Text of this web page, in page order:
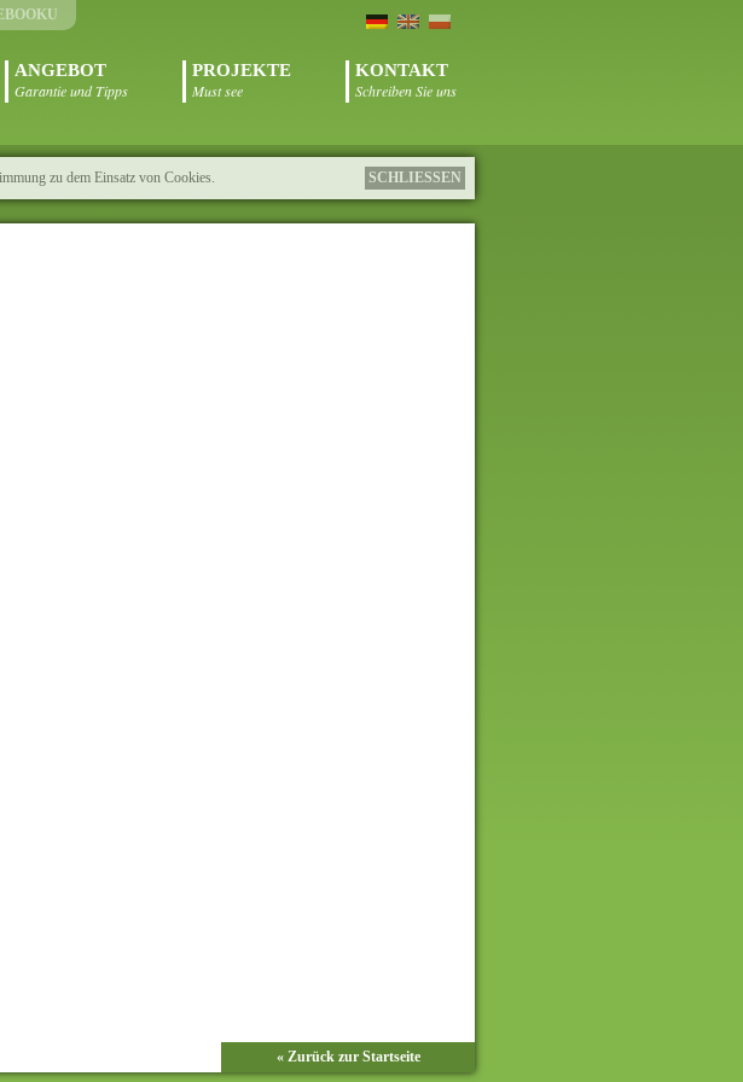
ANGEBOT
Garantie und Tipps
PROJEKTE
Must see
KONTAKT
Schreiben Sie uns
SCHLIESSEN
zu dem Einsatz von Cookies.
« Zurück zur Startseite